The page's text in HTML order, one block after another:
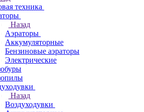
техника
Назад
Аэраторы
Аккумуляторные
Бензиновые аэраторы
Электрические
Назад
Воздуходувки